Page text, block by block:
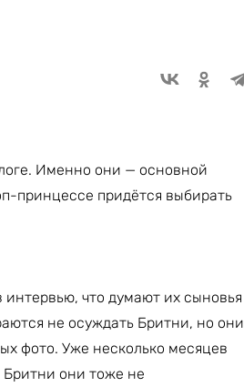
Именно они — основной
принцессе придётся выбирать
интервью, что думают их сыновья
не осуждать Бритни, но они
фото. Уже несколько месяцев
они тоже не